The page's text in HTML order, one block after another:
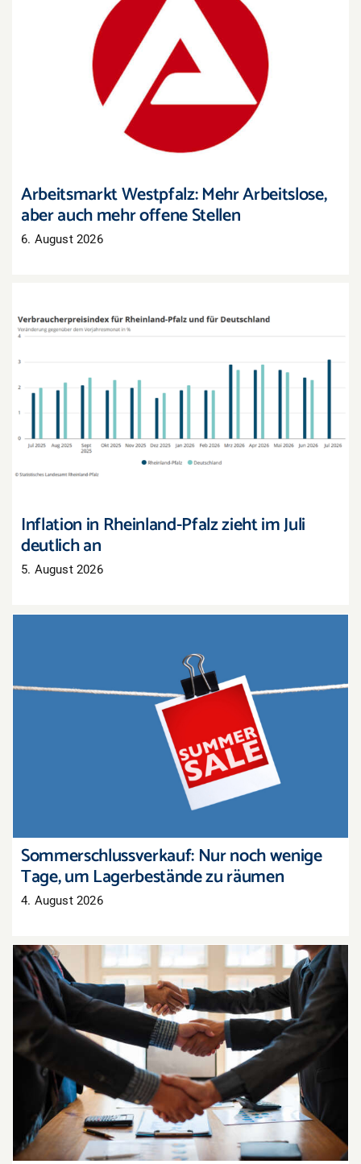
Arbeitsmarkt Westpfalz: Mehr Arbeitslose, aber
auch mehr offene Stellen
Arbeitsmarkt Westpfalz: Mehr Arbeitslose,
aber auch mehr offene Stellen
6. August 2026
Inflation in Rheinland-Pfalz zieht im Juli deutlich
Inflation in Rheinland-Pfalz zieht im Juli
deutlich an
5. August 2026
Sommerschlussverkauf: Nur noch wenige Tage,
um Lagerbestände zu räumen
Sommerschlussverkauf: Nur noch wenige
Tage, um Lagerbestände zu räumen
4. August 2026
Tarifabschluss in der Pfalz: Groß- und
Außenhandel übernimmt bayerisches Ergebnis